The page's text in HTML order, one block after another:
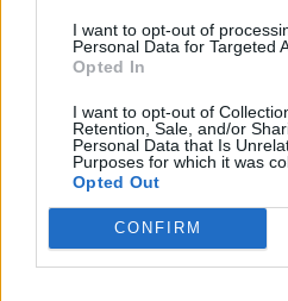
I want to opt-out of
Personal Data for Targeted
Opted In
I want to opt-out of
Retention, Sale, and/or
Personal Data that Is
Purposes for which it was
Opted Out
CONFIRM
érdemes portfóliót építeni egy
KEDVES OLVASÓNK!
A keresett cikk a
tartozik, melynek olvasása
regisztrációhoz kötött.
Az előfizetés a következőket